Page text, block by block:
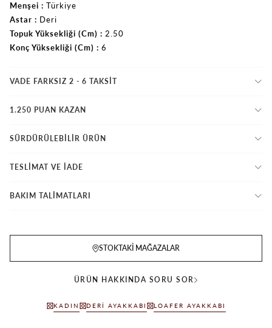
Menşei
Türkiye
Astar
Deri
Topuk Yüksekliği (Cm)
2.50
Konç Yüksekliği (Cm)
6
VADE FARKSIZ 2 - 6 TAKSIT
1.250 PUAN KAZAN
SÜRDÜRÜLEBİLİR ÜRÜN
TESLİMAT VE İADE
BAKIM TALİMATLARI
STOKTAKI MAĞAZALAR
ÜRÜN HAKKINDA SORU SOR
KADIN DERI AYAKKABI LOAFER AYAKKABI